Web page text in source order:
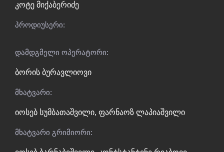
კოტე მიქაბერიძე
პროდიუსერი:
დამდგმელი ოპერატორი:
ბორის ბურავლიოვი
მხატვარი:
იოსებ სუმბათაშვილი, ფარნაოზ ლაპიაშვილი
მხატვარი გრიმიორი: